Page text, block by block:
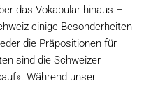
das Vokabular hinaus –
einige Besonderheiten
die Präpositionen für
sind die Schweizer
Während unser